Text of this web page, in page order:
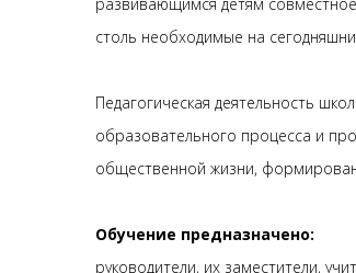
столь необходимые на
Педагогическая деятельность
образовательного процесса и
общественной жизни,
Обучение предназначено:
руководители, их заместители,